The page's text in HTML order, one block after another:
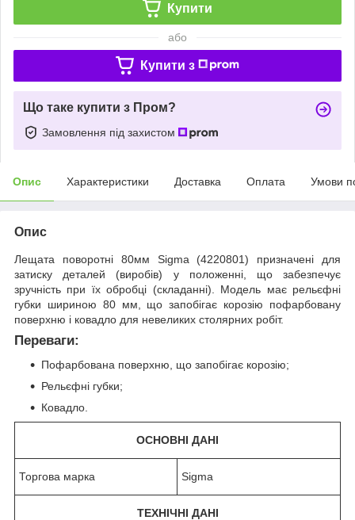
Купити
або
Купити з
Що таке купити з Пром?
Замовлення під захистом
Опис Характеристики Доставка Оплата Умови
Опис
Лещата поворотні 80мм Sigma (4220801) призначені для
затиску деталей (виробів) у положенні, що забезпечує
зручність при їх обробці (складанні). Модель має рельєфні
губки шириною 80 мм, що запобігає корозію пофарбовану
поверхню і ковадло для невеликих столярних робіт.
Переваги:
Пофарбована поверхню, що запобігає корозію;
Рельєфні губки;
Ковадло.
ОСНОВНІ ДАНІ
Торгова марка Sigma
ТЕХНІЧНІ ДАНІ